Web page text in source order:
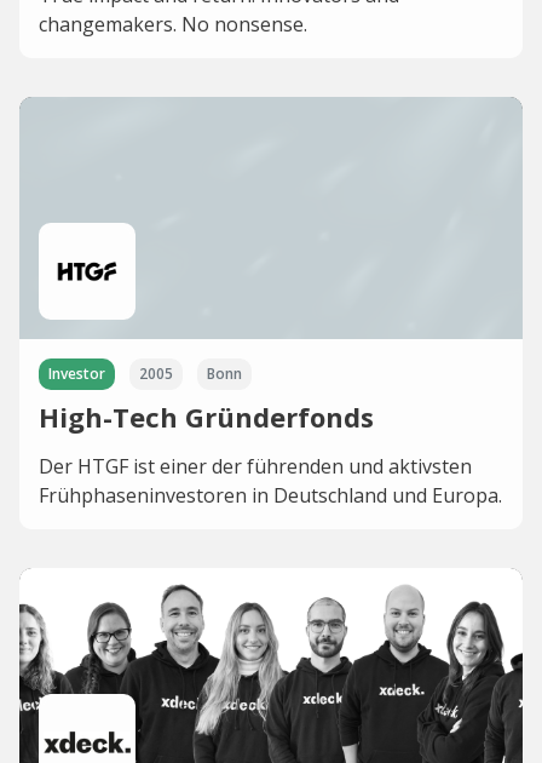
changemakers. No nonsense.
Investor 2005 Bonn
High-Tech Gründerfonds
Der HTGF ist einer der führenden und aktivsten
Frühphaseninvestoren in Deutschland und Europa.